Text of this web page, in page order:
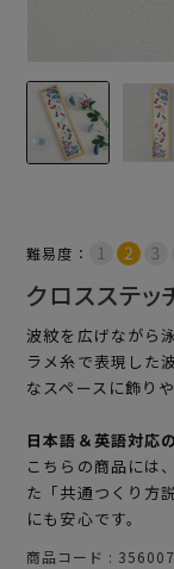
難易度：
クロスステ
波紋を広げながら
ラメ糸で表現した
なスペースに飾り
日本語＆英語対応
こちらの商品には
た「共通つくり方
にも安心です。
商品コード 356007